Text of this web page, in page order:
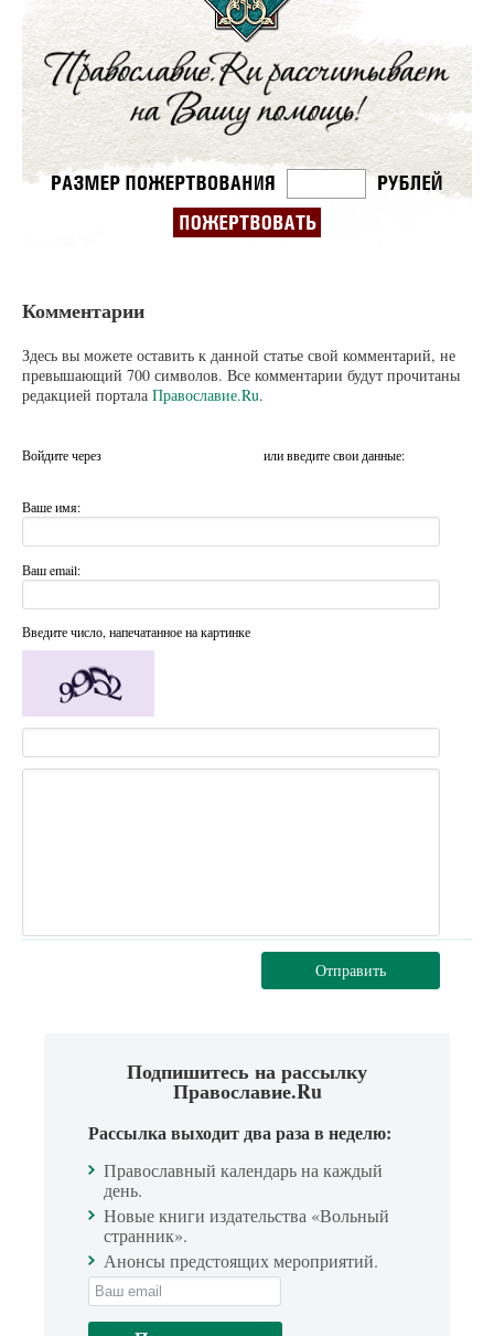
Комментарии
Здесь вы можете оставить к данной статье свой комментарий, не
превышающий 700 символов. Все комментарии будут прочитаны
редакцией портала Православие.Ru.
Войдите через или введите свои данные:
Ваше имя:
Ваш email:
Введите число, напечатанное на картинке
Отправить
Подпишитесь на рассылку
Православие.Ru
Рассылка выходит два раза в неделю:
Православный календарь на каждый
день.
Новые книги издательства «Вольный
странник».
Анонсы предстоящих мероприятий.